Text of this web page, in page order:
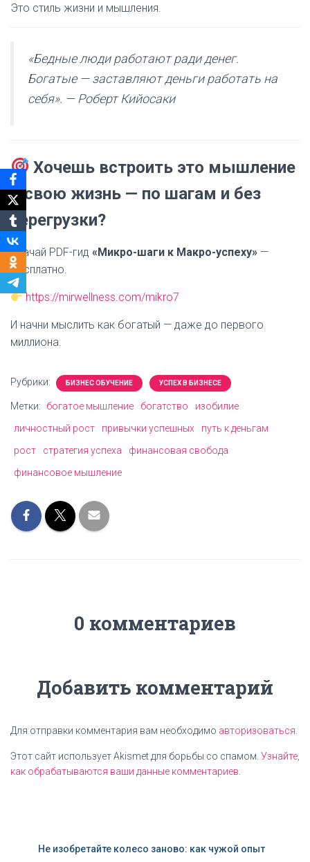
Это стиль жизни и мышления.
«Бедные люди работают ради денег.
Богатые — заставляют деньги работать на
себя». — Роберт Кийосаки
Хочешь встроить это мышление
в свою жизнь — по шагам и без
перегрузки?
Скачай PDF-гид «Микро-шаги к Макро-успеху» —
бесплатно.
https://mirwellness.com/mikro7
И начни мыслить как богатый — даже до первого
миллиона.
Рубрики: БИЗНЕС ОБУЧЕНИЕ УСПЕХ В БИЗНЕСЕ
Метки: богатое мышление богатство
изобилие
личностный рост
привычки успешных
путь к деньгам
рост
стратегия успеха
финансовая свобода
финансовое мышление
0 комментариев
Добавить комментарий
Для отправки комментария вам необходимо авторизоваться
Этот сайт использует Akismet для борьбы со спамом. Узнайте,
как обрабатываются ваши данные комментариев
Не изобретайте колесо заново: как чужой опыт